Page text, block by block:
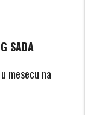
SADA
mesecu na